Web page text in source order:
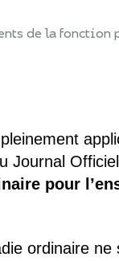
de la fonction
Journal
pour
ordinaire